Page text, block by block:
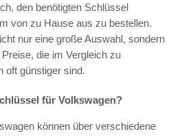
den benötigten Schlüssel
von zu Hause aus zu bestellen.
nur eine große Auswahl, sondern
die im Vergleich zu
oft günstiger sind.
für Volkswagen?
können über verschiedene